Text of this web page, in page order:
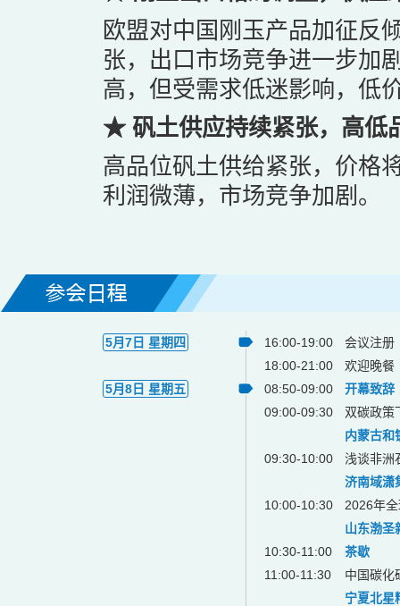
欧盟对中国刚玉产品加征反
张，出口市场竞争进一步加
高，但受需求低迷影响，低
★ 矾土供应持续紧张，高低
高品位矾土供给紧张，价格
利润微薄，市场竞争加剧。
5月7日 星期四 16:00-19:00
会议注册
18:00-21:00
欢迎晚餐
5月8日 星期五
08:50-09:00
开幕致辞
09:00-09:30
双碳政策
内蒙古和
09:30-10:00
浅谈非洲
济南域潇
10:00-10:30
2026年
山东渤圣
10:30-11:00
茶歇
11:00-11:30
中国碳化
宁夏北星